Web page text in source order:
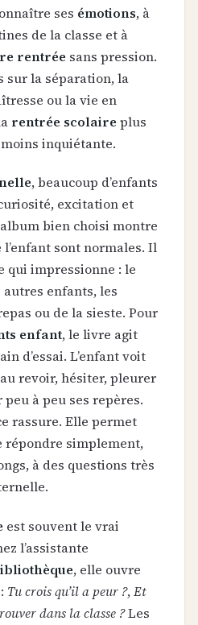
ses émotions, à
de la classe et à
rentrée sans pression.
sur la séparation, la
ou la vie en
rentrée scolaire plus
inquiétante.
, beaucoup d’enfants
excitation et
bien choisi montre
l’enfant sont normales. Il
qui impressionne : le
enfants, les
ou de la sieste. Pour
enfant, le livre agit
d’essai. L’enfant voit
revoir, hésiter, pleurer
à peu ses repères.
rassure. Elle permet
répondre simplement,
à des questions très
est souvent le vrai
l’assistante
, elle ouvre
Tu crois qu’il a peur ?,Et
dans la classe ?Les